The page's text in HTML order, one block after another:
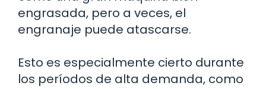
engrasada, pero a veces, el
engranaje puede atascarse.
Esto es especialmente cierto durante
los períodos de alta demanda, como